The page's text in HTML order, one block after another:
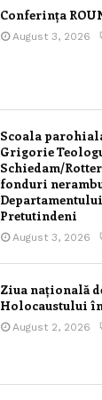
Conferința
August 3, 2026
Scoala
Grigorie
Schiedam/
fonduri
Pretutindeni
August 3, 2026
Ziua națională
Holocaustului
August 2, 2026